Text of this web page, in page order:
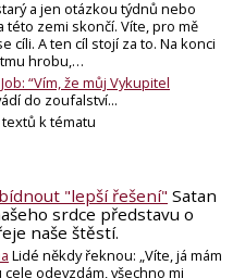
a jen otázkou týdnů nebo
této zemi skončí. Víte, pro mě
cíli. A ten cíl stojí za to. Na konci
hrobu,…
“Vím, že můj Vykupitel
do zoufalství...
k tématu
"lepší řešení" Satan
srdce představu o
naše štěstí.
Lidé někdy řeknou: „Víte, já mám
odevzdám, všechno mi